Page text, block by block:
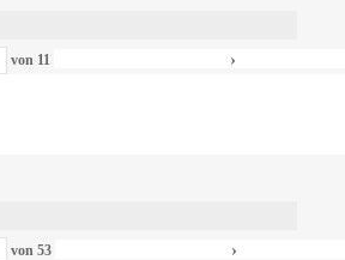
von 11 ›
von53 ›